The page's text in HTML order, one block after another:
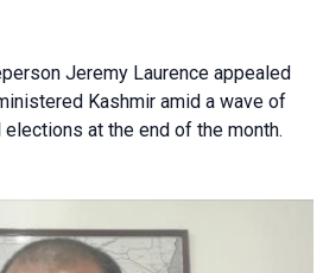
Jeremy Laurence appealed
Kashmir amid a wave of
at the end of the month.